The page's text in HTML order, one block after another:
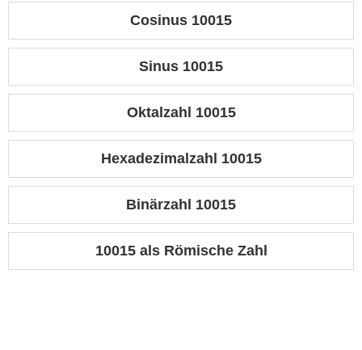
Cosinus 10015
Sinus 10015
Oktalzahl 10015
Hexadezimalzahl 10015
Binärzahl 10015
10015 als Römische Zahl